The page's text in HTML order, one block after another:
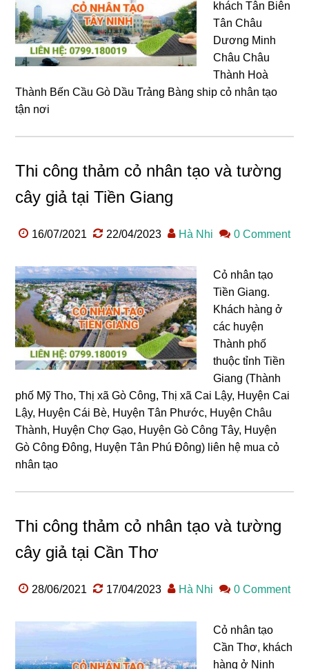
khách Tân Biên
Tân Châu
Dương Minh
Châu Châu
Thành Hoà
Thành Bến Cầu Gò Dầu Trảng Bàng ship cỏ nhân tạo
tận nơi
Thi công thảm cỏ nhân tạo và tường
cây giả tại Tiền Giang
16/07/2021 22/04/2023 Hà Nhi 0 Comment
Cỏ nhân tạo
Tiền Giang.
Khách hàng ở
các huyện
Thành phố
thuộc tỉnh Tiền
Giang (Thành
phố Mỹ Tho, Thị xã Gò Công, Thị xã Cai Lậy, Huyện Cai
Lậy, Huyện Cái Bè, Huyện Tân Phước, Huyện Châu
Thành, Huyện Chợ Gạo, Huyện Gò Công Tây, Huyện
Gò Công Đông, Huyện Tân Phú Đông) liên hệ mua cỏ
nhân tạo
Thi công thảm cỏ nhân tạo và tường
cây giả tại Cần Thơ
28/06/2021 17/04/2023 Hà Nhi 0 Comment
Cỏ nhân tạo
Cần Thơ, khách
hàng ở Ninh